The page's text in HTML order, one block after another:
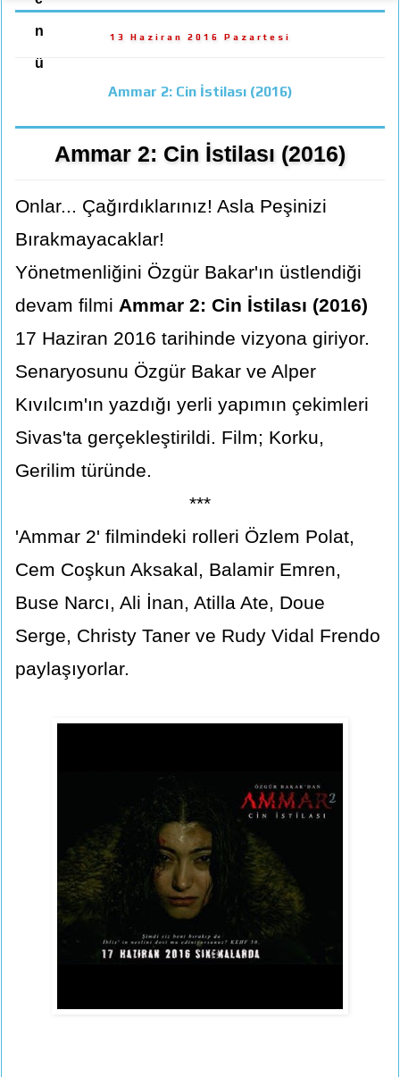
n
ü
13 Haziran 2016 Pazartesi
Ammar 2: Cin İstilası (2016)
Ammar 2: Cin İstilası (2016)
Onlar... Çağırdıklarınız! Asla Peşinizi
Bırakmayacaklar!
Yönetmenliğini Özgür Bakar'ın üstlendiği
devam filmi Ammar 2: Cin İstilası (2016)
17 Haziran 2016 tarihinde vizyona giriyor.
Senaryosunu Özgür Bakar ve Alper
Kıvılcım'ın yazdığı yerli yapımın çekimleri
Sivas'ta gerçekleştirildi. Film; Korku,
Gerilim türünde.
***
'Ammar 2' filmindeki rolleri Özlem Polat,
Cem Coşkun Aksakal, Balamir Emren,
Buse Narcı, Ali İnan, Atilla Ate, Doue
Serge, Christy Taner ve Rudy Vidal Frendo
paylaşıyorlar.